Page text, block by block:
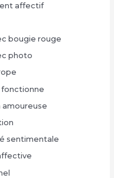
affectif
bougie rouge
photo
fonctionne
amoureuse
sentimentale